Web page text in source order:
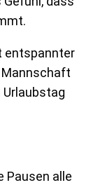
entspannter
Mannschaft
Urlaubstag
Pausen alle